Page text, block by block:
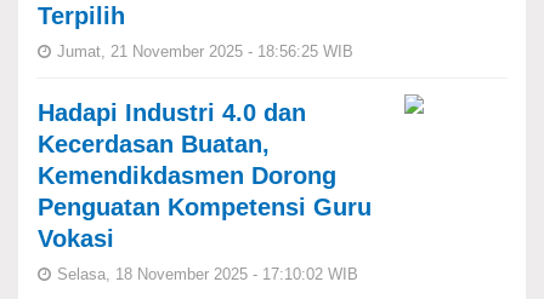
Terpilih
Jumat, 21 November 2025 - 18:56:25 WIB
Hadapi Industri 4.0 dan
Kecerdasan Buatan,
Kemendikdasmen Dorong
Penguatan Kompetensi Guru
Vokasi
Selasa, 18 November 2025 - 17:10:02 WIB